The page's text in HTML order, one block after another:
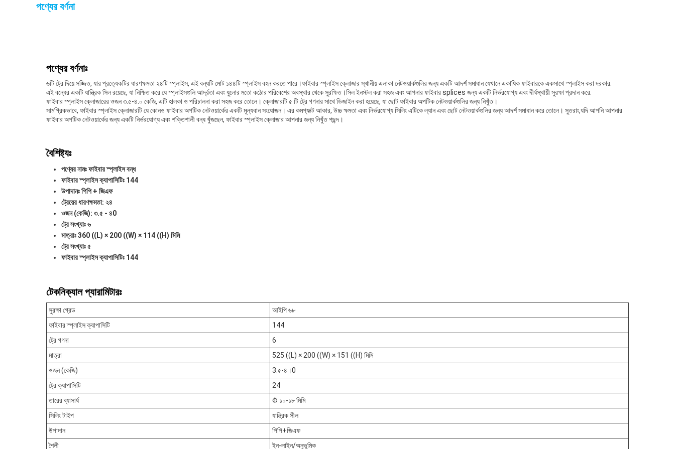
পণ্যের বর্ণনা
পণ্যের বর্ণনাঃ
৬টি ট্রে দিয়ে সজ্জিত, যার প্রত্যেকটির ধারণক্ষমতা ২৪টি স্প্লাইস, এই বন্ধটি মোট ১৪৪টি স্প্লাইস বহন করতে পারে।ফাইবার স্প্লাইস ক্লোজার স্থানীয় এলাকা নেটওয়ার্কগুলির জন্য একটি আদর্শ সমাধান যেখানে একাধিক ফাইবারকে একসাথে স্প্লাইস করা দরকার.
এই বন্ধের একটি যান্ত্রিক সিল রয়েছে, যা নিশ্চিত করে যে স্প্লাইসগুলি আর্দ্রতা এবং ধুলোর মতো কঠোর পরিবেশের অবস্থার থেকে সুরক্ষিত।সিল ইনস্টল করা সহজ এবং আপনার ফাইবার splices জন্য একটি নির্ভরযোগ্য এবং দীর্ঘস্থায়ী সুরক্ষা প্রদান করে.
ফাইবার স্প্লাইস ক্লোজারের ওজন ৩.৫-৪.০ কেজি, এটি হালকা ও পরিচালনা করা সহজ করে তোলে। ক্লোজারটি ৫ টি ট্রে গণনার সাথে ডিজাইন করা হয়েছে, যা ছোট ফাইবার অপটিক নেটওয়ার্কগুলির জন্য নিখুঁত।
সামগ্রিকভাবে, ফাইবার স্প্লাইস ক্লোজারটি যে কোনও ফাইবার অপটিক নেটওয়ার্কের একটি মূল্যবান সংযোজন। এর কমপ্যাক্ট আকার, উচ্চ ক্ষমতা এবং নির্ভরযোগ্য সিলিং এটিকে ল্যান এবং ছোট নেটওয়ার্কগুলির জন্য আদর্শ সমাধান করে তোলে। সুতরাং,যদি আপনি আপনার
ফাইবার অপটিক নেটওয়ার্কের জন্য একটি নির্ভরযোগ্য এবং শক্তিশালী বন্ধ খুঁজছেন, ফাইবার স্প্লাইস ক্লোজার আপনার জন্য নিখুঁত পছন্দ।
বৈশিষ্ট্যঃ
পণ্যের নামঃ ফাইবার স্প্লাইস বন্ধ
ফাইবার স্প্লাইস ক্যাপাসিটিঃ 144
উপাদানঃ পিপি + জিএফ
ট্রেয়ের ধারণক্ষমতা: ২৪
ওজন (কেজি): ৩.৫ - ৪0
ট্রে সংখ্যাঃ ৬
মাত্রাঃ 360 ((L) × 200 ((W) × 114 ((H) মিমি
ট্রে সংখ্যাঃ ৫
ফাইবার স্প্লাইস ক্যাপাসিটিঃ 144
টেকনিক্যাল প্যারামিটারঃ
সুরক্ষা গ্রেড
আইপি ৬৮
ফাইবার স্প্লাইস ক্যাপাসিটি
144
ট্রে গণনা
6
মাত্রা
525 ((L) × 200 ((W) × 151 ((H) মিমি
ওজন (কেজি)
3.৫-৪।0
ট্রে ক্যাপাসিটি
24
তারের ব্যাসার্ধ
Φ ১০-১৮ মিমি
সিলিং টাইপ
যান্ত্রিক সীল
উপাদান
পিপি+জিএফ
শৈলী
ইন-লাইন/অনুভূমিক